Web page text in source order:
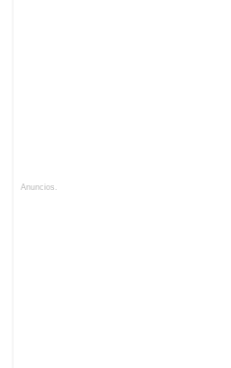
Anuncios.